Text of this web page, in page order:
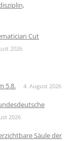
Cut
2026
5.8. 4. August 2026
2026
Säule der